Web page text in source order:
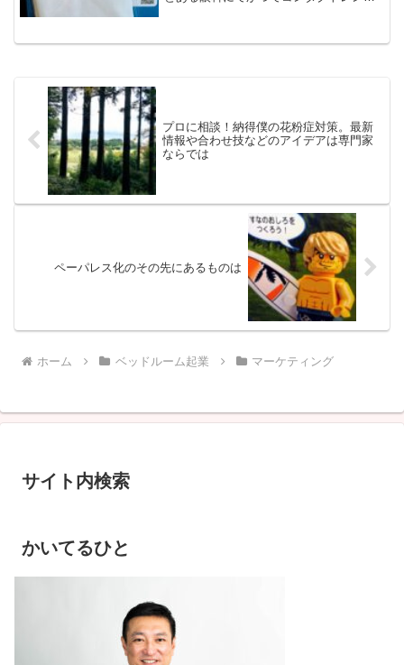
プロに相談！納得僕の花粉症対策。最新
情報や合わせ技などのアイデアは専門家
ならでは
ペーパレス化のその先にあるものは
ホーム ベッドルーム起業 マーケティング
サイト内検索
かいてるひと